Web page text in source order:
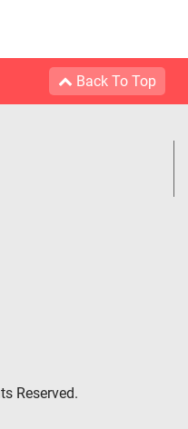
Back To Top
Reserved.